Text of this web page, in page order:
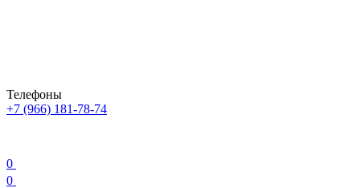
Телефоны
+7 (966) 181-78-74
0
0